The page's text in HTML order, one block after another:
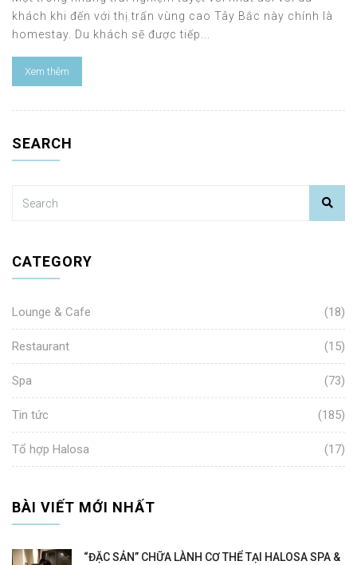
khách khi đến với thị trấn vùng cao Tây Bắc này chính là
homestay. Du khách sẽ được tiếp...
Xem thêm
SEARCH
CATEGORY
Lounge & Cafe (18)
Restaurant (15)
Spa (73)
Tin tức (185)
Tổ hợp Halosa (17)
BÀI VIẾT MỚI NHẤT
“ĐẶC SẢN” CHỮA LÀNH CƠ THỂ TẠI HALOSA SPA &